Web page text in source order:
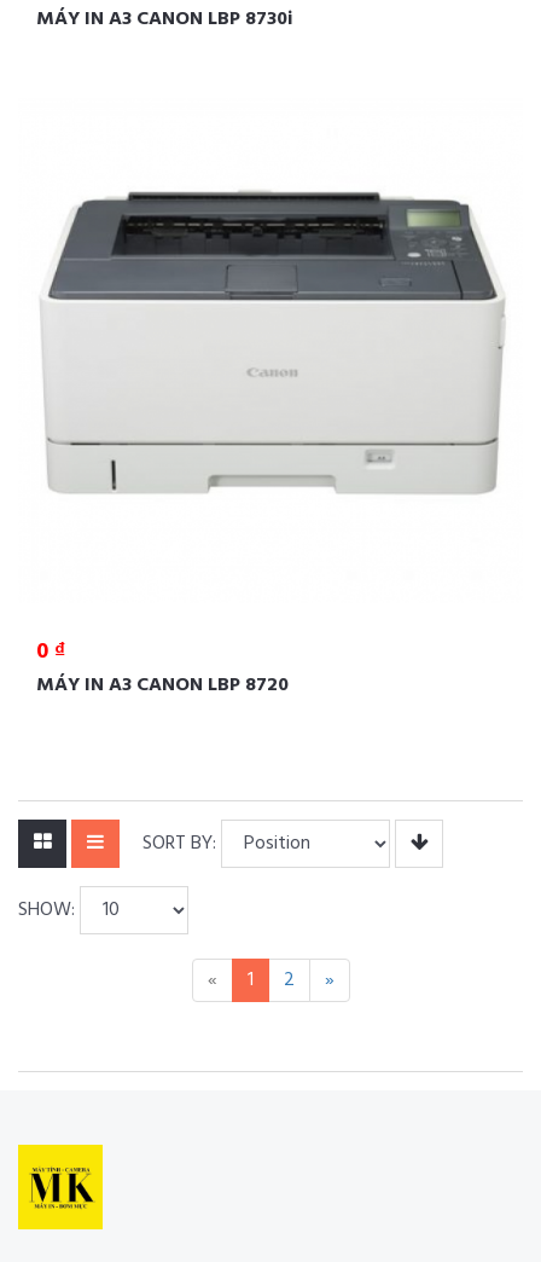
MÁY IN A3 CANON LBP 8730i
0 ₫
MÁY IN A3 CANON LBP 8720
SORT BY:
SHOW:
« 1 2 »